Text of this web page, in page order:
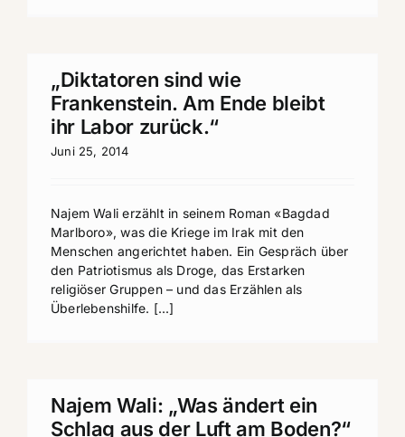
„Diktatoren sind wie
Frankenstein. Am Ende bleibt
ihr Labor zurück.“
Juni 25, 2014
Najem Wali erzählt in seinem Roman «Bagdad
Marlboro», was die Kriege im Irak mit den
Menschen angerichtet haben. Ein Gespräch über
den Patriotismus als Droge, das Erstarken
religiöser Gruppen – und das Erzählen als
Überlebenshilfe. [...]
Najem Wali: „Was ändert ein
Schlag aus der Luft am Boden?“